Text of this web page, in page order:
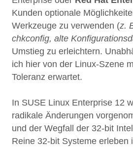
Kunden optionale
Werkzeuge zu verwenden (z.
chkconfig, alte
Umstieg zu erleichtern.
ich hier von der Linux-Szene
Toleranz erwartet.
In SUSE Linux Enterprise 12
radikale Änderungen
und der Wegfall der 32-bit
Reine 32-bit Systeme erleben